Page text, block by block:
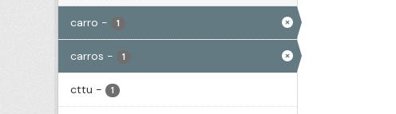
carro - 1
carros - 1
cttu - 1